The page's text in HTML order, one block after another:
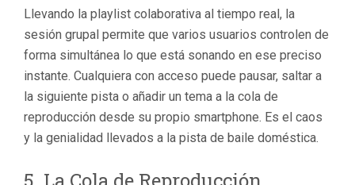
Llevando la playlist colaborativa al tiempo real, la
sesión grupal permite que varios usuarios controlen de
forma simultánea lo que está sonando en ese preciso
instante. Cualquiera con acceso puede pausar, saltar a
la siguiente pista o añadir un tema a la cola de
reproducción desde su propio smartphone. Es el caos
y la genialidad llevados a la pista de baile doméstica.